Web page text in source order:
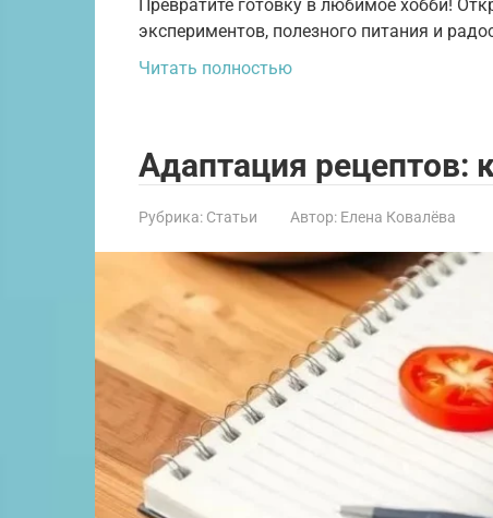
Превратите готовку в любимое хобби!
экспериментов, полезного питания и
Читать полностью
Адаптация рецептов:
Рубрика: Статьи Автор: Елена Ковалёва